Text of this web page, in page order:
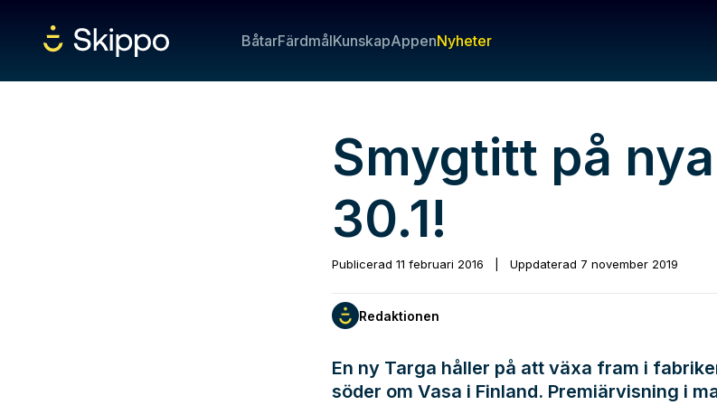
BåtarFärdmålKunskapAppenNyheter
Smygtitt på
30.1!
Publicerad 11 februari 2016 Uppdaterad 7 november 2019
Redaktionen
En ny Targa håller på att växa fram i
söder om Vasa i Finland. Premiärvisning i